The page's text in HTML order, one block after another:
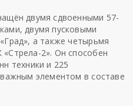
двумя сдвоенными 57-
двумя пусковыми
а также четырьмя
2». Он способен
техники и 225
элементом в составе